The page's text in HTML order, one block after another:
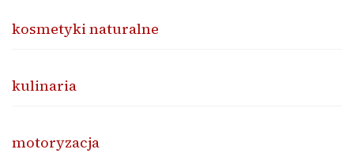
kosmetyki naturalne
kulinaria
motoryzacja